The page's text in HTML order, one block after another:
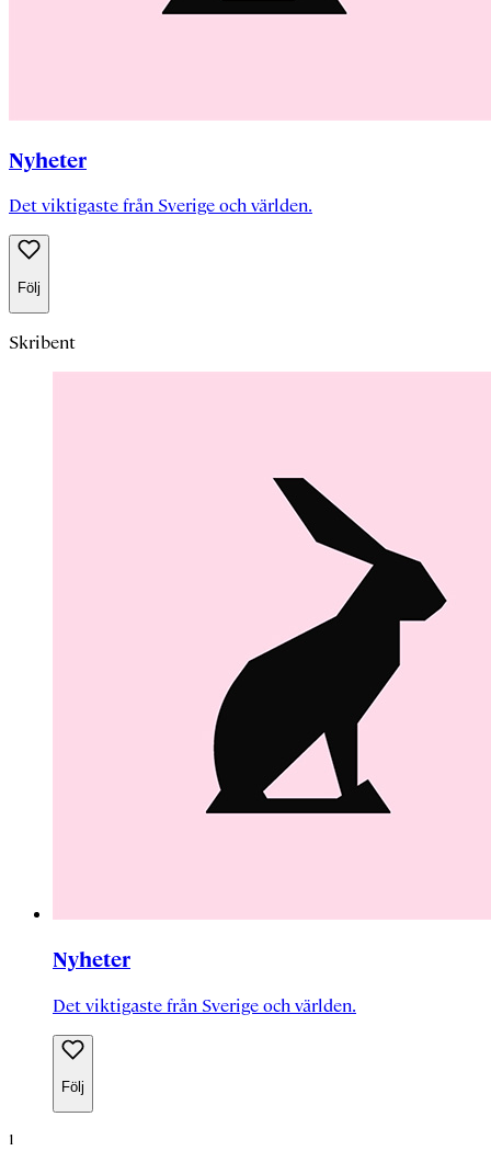
Nyheter
Det viktigaste från Sverige och världen.
Följ
Skribent
Nyheter
Det viktigaste från Sverige och världen.
Följ
1